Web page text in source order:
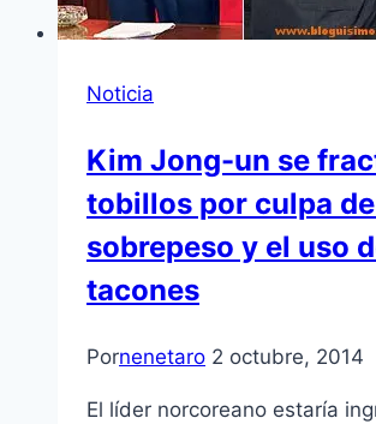
Noticia
Kim Jong-un se
tobillos por culpa
sobrepeso y el uso
tacones
Pornenetaro 2 octubre, 2014
El líder norcoreano estaría